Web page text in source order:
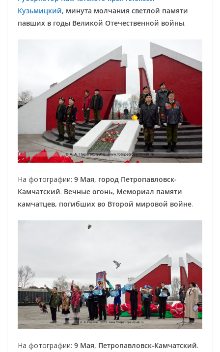
Кузьмицкий, минута молчания светлой памяти
павших в годы Великой Отечественной войны.
На фотографии: 9 Мая, город Петропавловск-
Камчатский. Вечные огонь, Мемориал памяти
камчатцев, погибших во Второй мировой войне.
На фотографии: 9 Мая, Петропавловск-Камчатский.